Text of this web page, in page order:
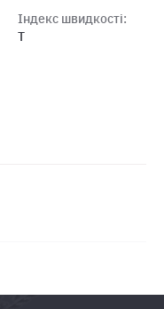
Індекс швидкості:
T